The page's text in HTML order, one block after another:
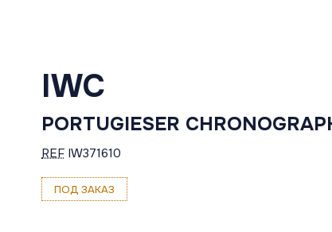
IWC
PORTUGIESER
REF IW371610
ПОД ЗАКАЗ